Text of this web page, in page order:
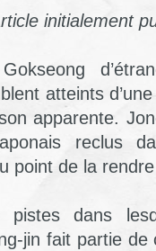
initialement
atteints
apparente.
reclus
point de la
dans
jin fait partie de